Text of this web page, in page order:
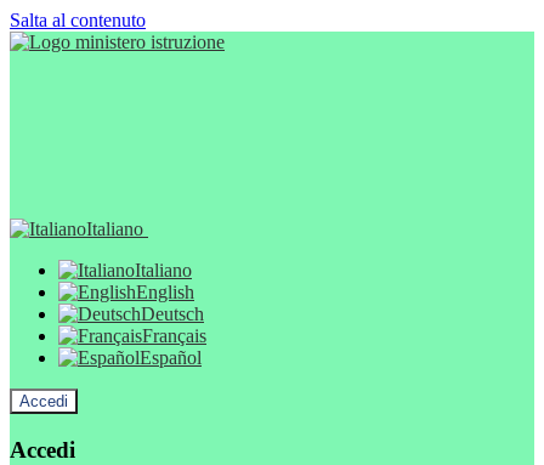
Salta al contenuto
Italiano
Italiano
English
Deutsch
Français
Español
Accedi
Accedi